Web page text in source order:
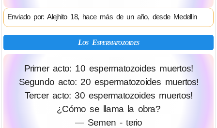
Enviado por: Alejhito 18, hace más de un año, desde Medellin
Los Espermatozoides
Primer acto: 10 espermatozoides muertos!
Segundo acto: 20 espermatozoides muertos!
Tercer acto: 30 espermatozoides muertos!
¿Cómo se llama la obra?
— Semen - terio